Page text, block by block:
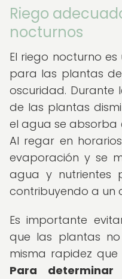
Riego
nocturnos
El riego nocturno
para las plantas
oscuridad. Durante
de las plantas
el agua se absorba
Al regar en
evaporación y se
agua y nutrientes
contribuyendo a un
Es importante
que las plantas
misma rapidez
Para determinar